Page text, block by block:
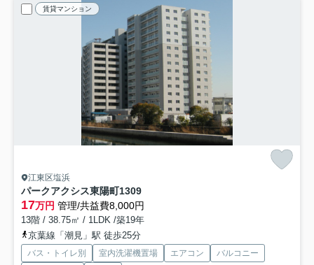
賃貸マンション
江東区塩浜
パークアクシス東陽町1309
17万円 管理/共益費8,000円
13階 / 38.75㎡ / 1LDK /築19年
京葉線「潮見」駅 徒歩25分
バス・トイレ別 室内洗濯機置場 エアコン
バルコニー